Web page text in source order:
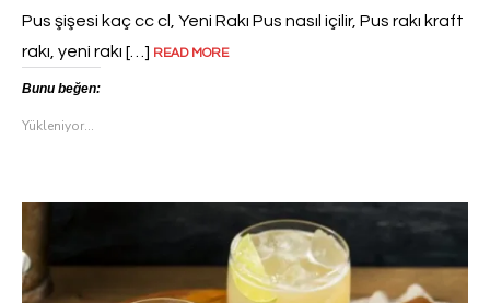
Pus şişesi kaç cc cl, Yeni Rakı Pus nasıl içilir, Pus rakı kraft
rakı, yeni rakı […] READ MORE
Bunu beğen:
Yükleniyor...